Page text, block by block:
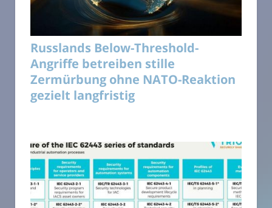
Russlands Below-Threshold-
Angriffe betreiben stille
Zermürbung ohne NATO-Reaktion
gezielt langfristig